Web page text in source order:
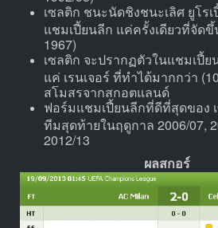
เซลติก ชนะนัดชิงชนะเลิศ ยูโร
แชมเปี้ยนลีก แค่ครั้งเดียวที่จัดขึ้
1967)
เซลติก จะปรากฏตัวในแชมเปี้ย
แค่ เรนเจอร์ ที่ทำได้มากกว่า
สโมสรจากสกอตแลนด์
ฟอร์มแชมเปี้ยนลีกที่ดีที่สุดของ
ทีมสุดท้ายในฤดูกาล 2006/07,
2012/13
ผลสกอร์